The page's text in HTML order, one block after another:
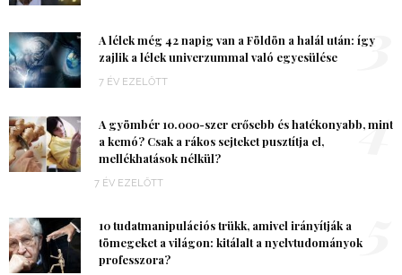
A lélek még 42 napig van a Földön a halál után: így
zajlik a lélek univerzummal való egyesülése
7 ÉV EZELŐTT
3
A gyömbér 10.000-szer erősebb és hatékonyabb, mint
a kemó? Csak a rákos sejteket pusztítja el,
mellékhatások nélkül?
7 ÉV EZELŐTT
4
10 tudatmanipulációs trükk, amivel irányítják a
tömegeket a világon: kitálalt a nyelvtudományok
professzora?